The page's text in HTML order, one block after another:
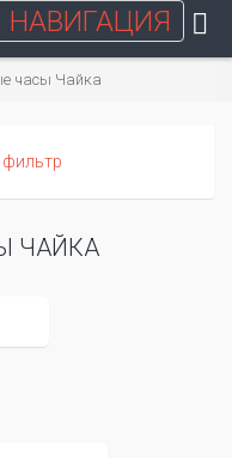
НАВИГАЦИЯ
часы Чайка
ЧАЙКА